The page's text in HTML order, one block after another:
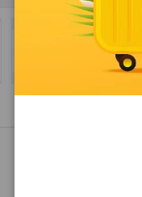
galleria
nella visualizzazione
immagine 3 nella
Carica immagine